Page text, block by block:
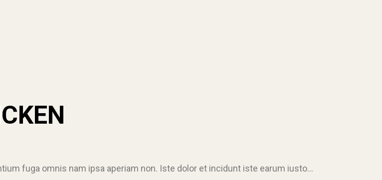
fuga omnis nam ipsa aperiam non. Iste dolor et incidunt iste earum iusto…